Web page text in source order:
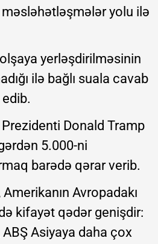
məsləhətləşmələr yolu ilə
yerləşdirilməsinin
ilə bağlı suala cavab
Donald Tramp
5.000-ni
barədə qərar verib.
Avropadakı
kifayət qədər genişdir:
ABŞ Asiyaya daha çox